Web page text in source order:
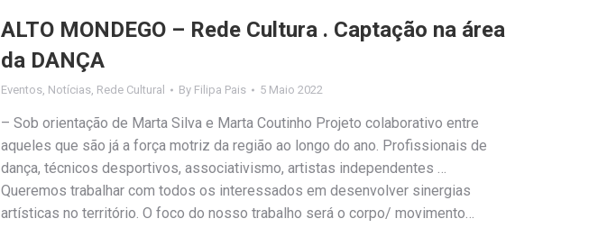
ALTO MONDEGO – Rede Cultura . Captação na área
da DANÇA
Eventos Notícias Rede Cultural By Filipa Pais 5 Maio 2022
– Sob orientação de Marta Silva e Marta Coutinho Projeto colaborativo entre
aqueles que são já a força motriz da região ao longo do ano. Profissionais de
dança, técnicos desportivos, associativismo, artistas independentes …
Queremos trabalhar com todos os interessados em desenvolver sinergias
artísticas no território. O foco do nosso trabalho será o corpo/ movimento…